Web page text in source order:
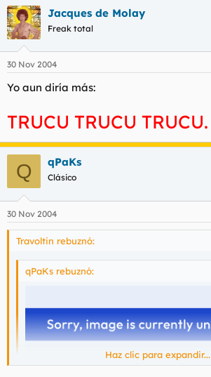
Jacques de Molay
Freak total
30 Nov 2004
Yo aun diría más:
TRUCU TRUCU TRUCU.
Q qPaKs
Clásico
30 Nov 2004
Travoltin rebuznó:
qPaKs rebuznó:
Haz clic para expandir...